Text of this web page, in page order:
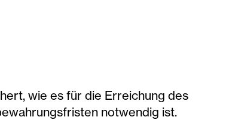
wie es für die Erreichung des
notwendig ist.